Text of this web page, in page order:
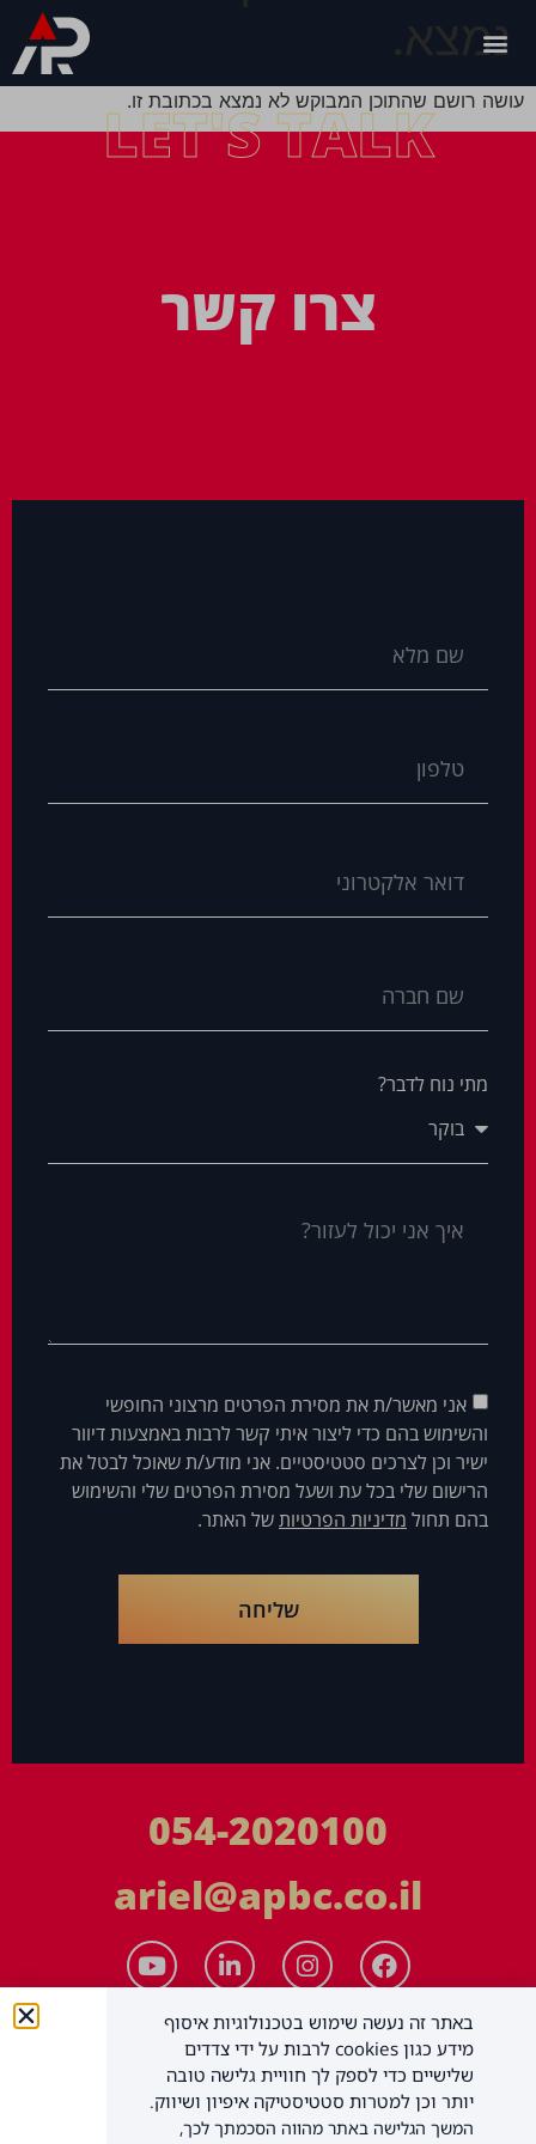
נמצא.
עושה רושם שהתוכן המבוקש לא נמצא בכתובת זו.
LET'S TALK
צרו קשר
מתי נוח לדבר?
אני מאשר/ת את מסירת הפרטים מרצוני החופשי
והשימוש בהם כדי ליצור איתי קשר לרבות באמצעות דיוור
ישיר וכן לצרכים סטטיסטיים. אני מודע/ת שאוכל לבטל את
הרישום שלי בכל עת ושעל מסירת הפרטים שלי והשימוש
בהם תחול מדיניות הפרטיותשל האתר.
שליחה
054-2020100
ariel@apbc.co.il
באתר זה נעשה שימוש בטכנולוגיות איסוף
מידע כגון cookies לרבות על ידי צדדים
שלישיים כדי לספק לך חוויית גלישה טובה
יותר וכן למטרות סטטיסטיקה איפיון ושיווק.
המשך הגלישה באתר מהווה הסכמתך לכך,